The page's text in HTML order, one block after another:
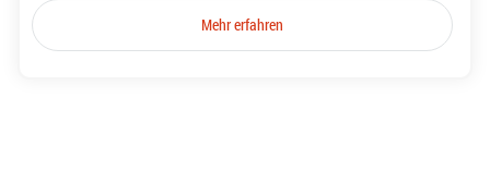
Mehr erfahren